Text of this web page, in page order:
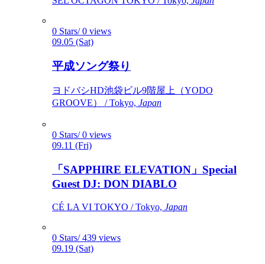
0 Stars/ 0 views
09.05 (Sat)
平成ソング祭り
ヨドバシHD池袋ビル9階屋上（YODO
GROOVE） / Tokyo, Japan
0 Stars/ 0 views
09.11 (Fri)
「SAPPHIRE ELEVATION」Special
Guest DJ: DON DIABLO
CÉ LA VI TOKYO / Tokyo, Japan
0 Stars/ 439 views
09.19 (Sat)